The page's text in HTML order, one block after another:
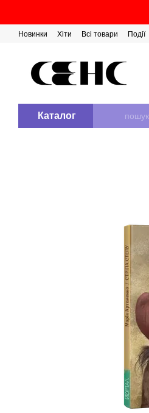
Новинки Хіти Всі товари Події
Каталог